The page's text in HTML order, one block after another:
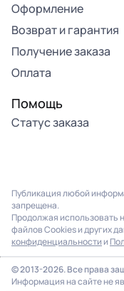
Оформление
Возврат и гарантия
Получение заказа
Оплата
Помощь
Статус заказа
Публикация любой
запрещена.
Продолжая использовать
файлов Cookies и других
конфиденциальности и
© 2013-2026. Все права
Информация на сайте не